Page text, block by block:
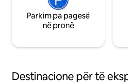
Parkim pa pagesë
në pronë
Destinacione për të